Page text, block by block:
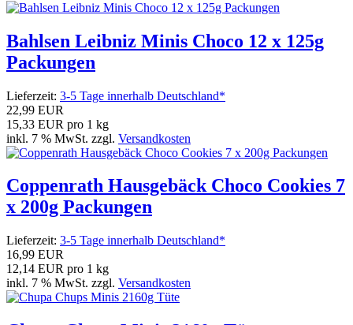
Bahlsen Leibniz Minis Choco 12 x 125g
Packungen
Lieferzeit: 3-5 Tage innerhalb Deutschland*
22,99 EUR
15,33 EUR pro 1 kg
inkl. 7 % MwSt. zzgl. Versandkosten
Coppenrath Hausgebäck Choco Cookies 7
x 200g Packungen
Lieferzeit: 3-5 Tage innerhalb Deutschland*
16,99 EUR
12,14 EUR pro 1 kg
inkl. 7 % MwSt. zzgl. Versandkosten